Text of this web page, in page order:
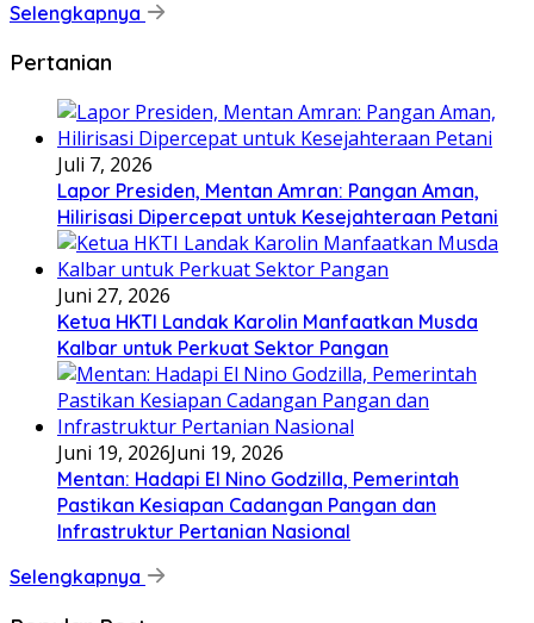
Selengkapnya
Pertanian
Juli 7, 2026
Lapor Presiden, Mentan Amran: Pangan Aman,
Hilirisasi Dipercepat untuk Kesejahteraan Petani
Juni 27, 2026
Ketua HKTI Landak Karolin Manfaatkan Musda
Kalbar untuk Perkuat Sektor Pangan
Juni 19, 2026Juni 19, 2026
Mentan: Hadapi El Nino Godzilla, Pemerintah
Pastikan Kesiapan Cadangan Pangan dan
Infrastruktur Pertanian Nasional
Selengkapnya